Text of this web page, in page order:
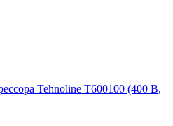
Tehnoline T600100 (400 В,